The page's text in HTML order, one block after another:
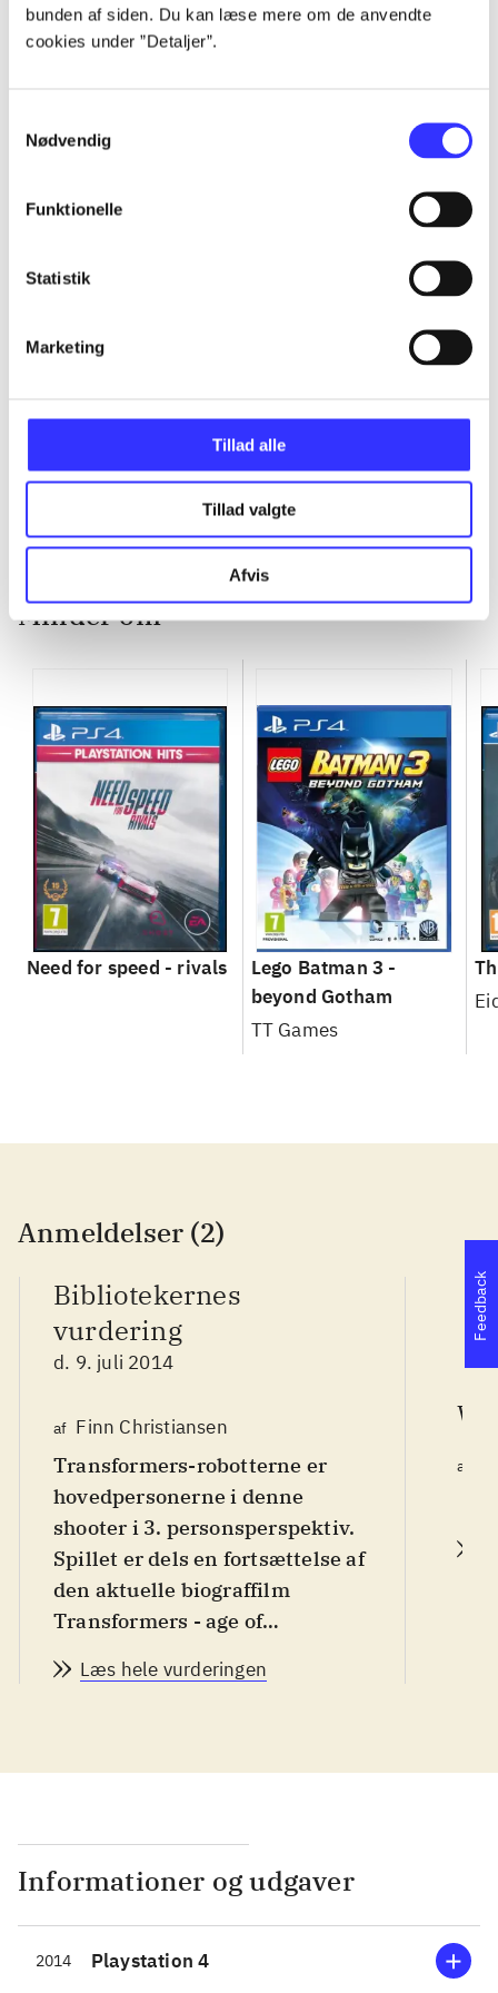
bunden af siden. Du kan læse mere om de anvendte
cookies under ”Detaljer”.
Nødvendig
Funktionelle
Statistik
Marketing
Tillad alle
Tillad valgte
Afvis
Minder om
Need for speed - rivals
Lego Batman 3 -
beyond Gotham
TT Games
Anmeldelser (2)
Bibliotekernes
vurdering
d. 9. juli 2014
af Finn Christiansen
Transformers-robotterne er
hovedpersonerne i denne
shooter i 3. personsperspektiv.
Spillet er dels en fortsættelse af
den aktuelle biograffilm
Transformers - age of
prequel til spillet Transformers
"drenge" i alle aldre. På grund
nok være 13 år.
Spillet skaber en plotmæssig
forbindelse mellem
Transformers-filmene, som
foregår på Jorden og spillene,
Læs hele vurderingen
af
Informationer og udgaver
2014 Playstation 4
Feedback